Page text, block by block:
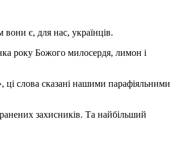
є, для нас, українців.
року Божого милосердя, лимон і
ці слова сказані нашими парафіяльними
захисників. Та найбільший